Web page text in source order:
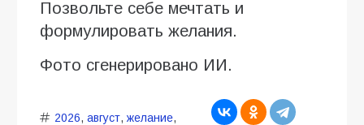
Позвольте себе мечтать и
формулировать желания.
Фото сгенерировано ИИ.
2026, август, желание,